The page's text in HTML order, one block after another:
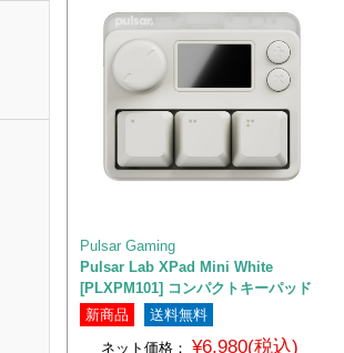
Pulsar Gaming
Pulsar Lab XPad Mini White
[PLXPM101] コンパクトキーパッド
新商品
送料無料
ネット価格： ¥6,980(税込)